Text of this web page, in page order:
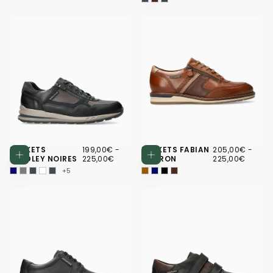
Choisissez des options
BASKETS
BRADLEY NOIRES
199,00€
PRIX
MINIMUM
199,00€ -
MAXIMUM
225,00€
+5
Choisissez
BASKETS FABIAN
MARRON
205,00€
PRIX
MINIMUM
205,00€ -
225,00€